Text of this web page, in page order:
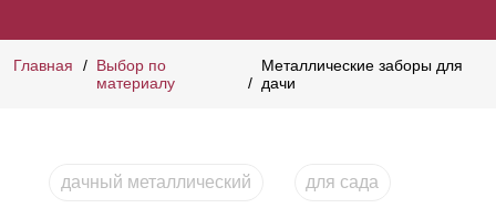
Главная
Выбор по
материалу
Металлические заборы для
дачи
дачный металлический для сада